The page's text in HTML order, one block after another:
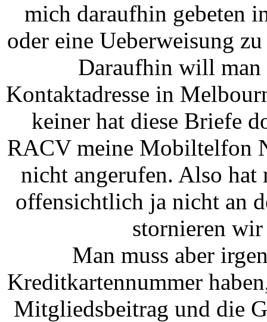
mich daraufhin gebeten
oder eine Ueberweisung
Daraufhin will
Kontaktadresse in
keiner hat diese Briefe
RACV meine Mobiltelfon
nicht angerufen. Also hat
offensichtlich ja nicht an
stornieren
Man muss aber
Kreditkartennummer
Mitgliedsbeitrag und die